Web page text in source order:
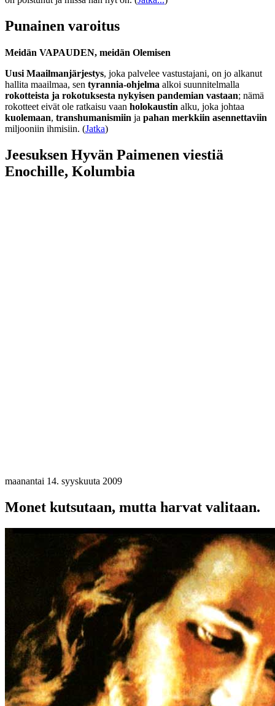
Punainen varoitus
Meidän VAPAUDEN, meidän Olemisen
Uusi Maailmanjärjestys, joka palvelee vastustajani, on jo alkanut
hallita maailmaa, sen tyrannia-ohjelma alkoi suunnitelmalla
rokotteista ja rokotuksesta nykyisen pandemian vastaan; nämä
rokotteet eivät ole ratkaisu vaan holokaustin alku, joka johtaa
kuolemaan, transhumanismiin ja pahan merkkiin asennettaviin
miljooniin ihmisiin. (Jatka)
Jeesuksen Hyvän Paimenen viestiä
Enochille, Kolumbia
maanantai 14. syyskuuta 2009
Monet kutsutaan, mutta harvat valitaan.